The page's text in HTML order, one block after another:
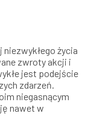
życia
zwroty akcji i
jest podejście
zdarzeń.
niegasnącym
nawet w